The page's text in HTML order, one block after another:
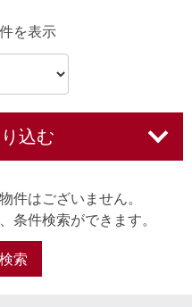
を表示
込む
件はございません。
条件検索ができます。
索